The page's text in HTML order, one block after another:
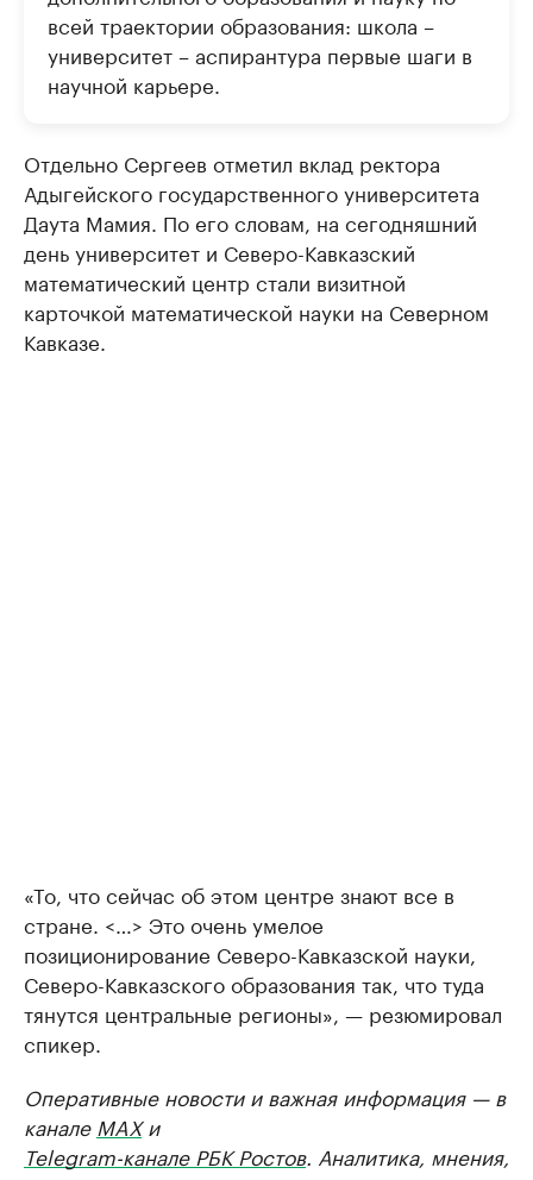
всей траектории образования: школа –
университет – аспирантура первые шаги в
научной карьере.
Отдельно Сергеев отметил вклад ректора
Адыгейского государственного университета
Даута Мамия. По его словам, на сегодняшний
день университет и Северо-Кавказский
математический центр стали визитной
карточкой математической науки на Северном
Кавказе.
«То, что сейчас об этом центре знают все в
стране. <…> Это очень умелое
позиционирование Северо-Кавказской науки,
Северо-Кавказского образования так, что туда
тянутся центральные регионы», — резюмировал
спикер.
Оперативные новости и важная информация — в
канале MAXи
Telegram-канале РБК Ростов. Аналитика, мнения,